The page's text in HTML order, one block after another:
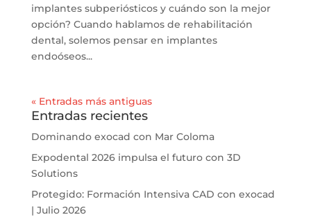
implantes subperiósticos y cuándo son la mejor
opción? Cuando hablamos de rehabilitación
dental, solemos pensar en implantes
endoóseos...
« Entradas más antiguas
Entradas recientes
Dominando exocad con Mar Coloma
Expodental 2026 impulsa el futuro con 3D
Solutions
Protegido: Formación Intensiva CAD con exocad
| Julio 2026